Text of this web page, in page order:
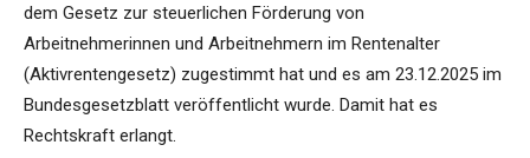
dem Gesetz zur steuerlichen Förderung von
Arbeitnehmerinnen und Arbeitnehmern im Rentenalter
(Aktivrentengesetz) zugestimmt hat und es am 23.12.2025 im
Bundesgesetzblatt veröffentlicht wurde. Damit hat es
Rechtskraft erlangt.